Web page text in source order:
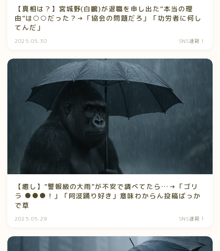
【真相は？】宮城野(白鵬)が退職を申し出た“本当の理
由”は○○だった？→「協会の問題だろ」「功労者に何し
てんだ」
2025.05.30 SNS速報！
【癒し】”警報級の大雨”が不安で調べてたら…→「ゴリ
ラ ●●●！」「阿波踊り好き」意味わからん投稿ばっか
で草
2025.05.29 SNS速報！